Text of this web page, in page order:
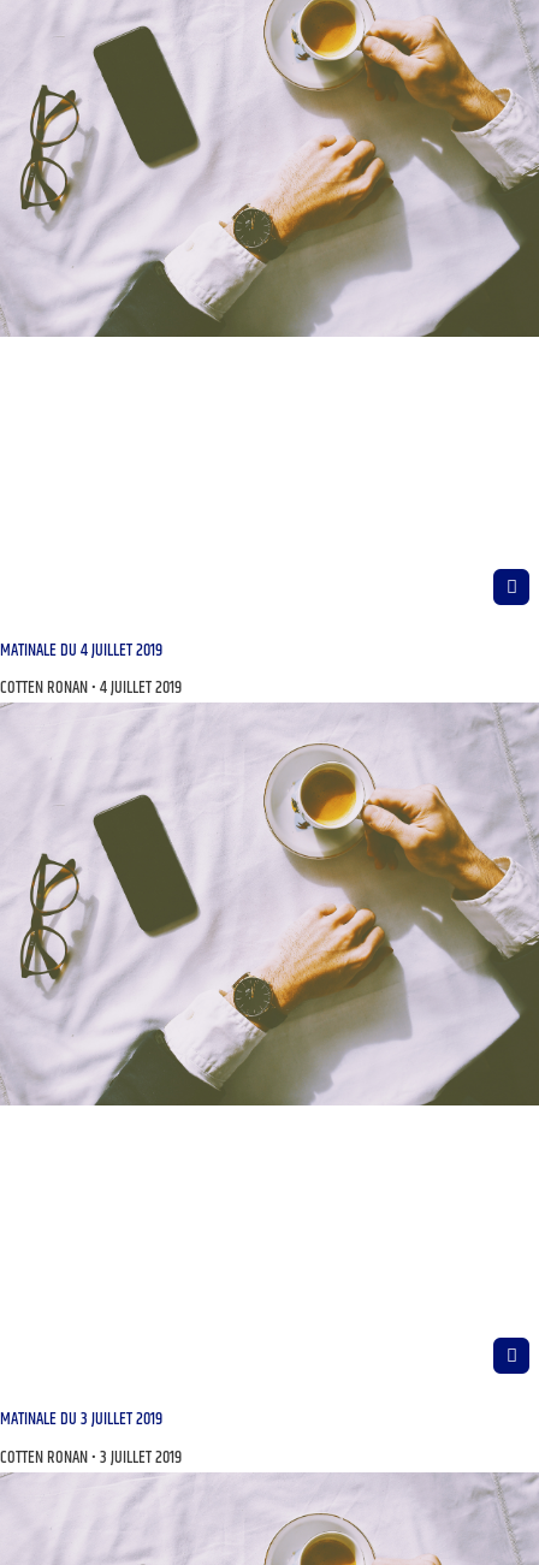
MATINALE DU 4 JUILLET 2019
COTTEN RONAN 4 JUILLET 2019
MATINALE DU 3 JUILLET 2019
COTTEN RONAN 3 JUILLET 2019